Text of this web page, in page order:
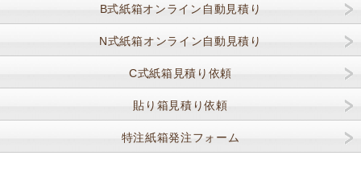
B式紙箱オンライン自動見積り
N式紙箱オンライン自動見積り
C式紙箱見積り依頼
貼り箱見積り依頼
特注紙箱発注フォーム